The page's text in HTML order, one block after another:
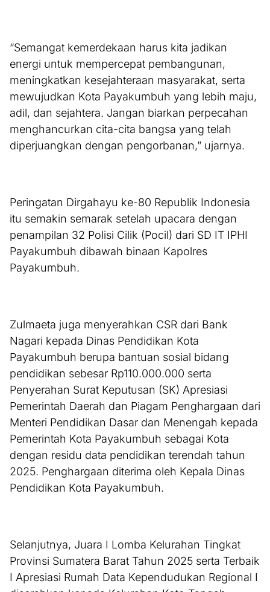
“Semangat kemerdekaan harus kita jadikan
energi untuk mempercepat pembangunan,
meningkatkan kesejahteraan masyarakat, serta
mewujudkan Kota Payakumbuh yang lebih maju,
adil, dan sejahtera. Jangan biarkan perpecahan
menghancurkan cita-cita bangsa yang telah
diperjuangkan dengan pengorbanan,” ujarnya.
Peringatan Dirgahayu ke-80 Republik Indonesia
itu semakin semarak setelah upacara dengan
penampilan 32 Polisi Cilik (Pocil) dari SD IT IPHI
Payakumbuh dibawah binaan Kapolres
Payakumbuh.
Zulmaeta juga menyerahkan CSR dari Bank
Nagari kepada Dinas Pendidikan Kota
Payakumbuh berupa bantuan sosial bidang
pendidikan sebesar Rp110.000.000 serta
Penyerahan Surat Keputusan (SK) Apresiasi
Pemerintah Daerah dan Piagam Penghargaan dari
Menteri Pendidikan Dasar dan Menengah kepada
Pemerintah Kota Payakumbuh sebagai Kota
dengan residu data pendidikan terendah tahun
2025. Penghargaan diterima oleh Kepala Dinas
Pendidikan Kota Payakumbuh.
Selanjutnya, Juara I Lomba Kelurahan Tingkat
Provinsi Sumatera Barat Tahun 2025 serta Terbaik
I Apresiasi Rumah Data Kependudukan Regional I